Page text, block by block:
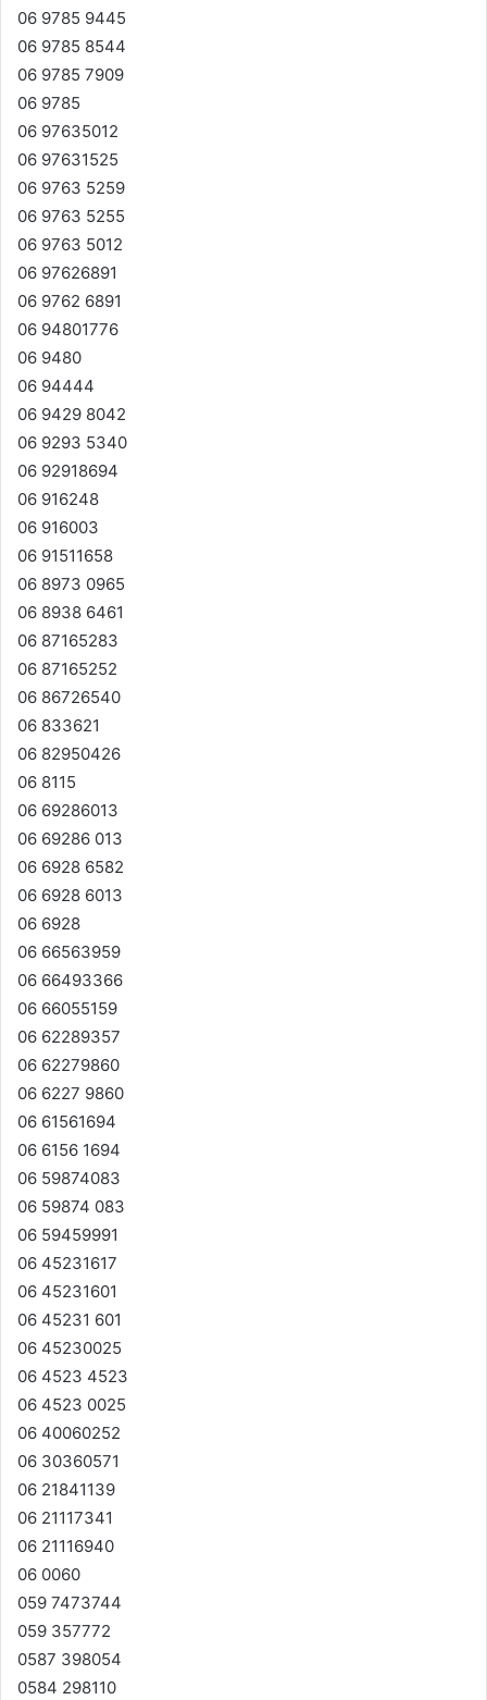
06 9785 9445
06 9785 8544
06 9785 7909
06 9785
06 97635012
06 97631525
06 9763 5259
06 9763 5255
06 9763 5012
06 97626891
06 9762 6891
06 94801776
06 9480
06 94444
06 9429 8042
06 9293 5340
06 92918694
06 916248
06 916003
06 91511658
06 8973 0965
06 8938 6461
06 87165283
06 87165252
06 86726540
06 833621
06 82950426
06 8115
06 69286013
06 69286 013
06 6928 6582
06 6928 6013
06 6928
06 66563959
06 66493366
06 66055159
06 62289357
06 62279860
06 6227 9860
06 61561694
06 6156 1694
06 59874083
06 59874 083
06 59459991
06 45231617
06 45231601
06 45231 601
06 45230025
06 4523 4523
06 4523 0025
06 40060252
06 30360571
06 21841139
06 21117341
06 21116940
06 0060
059 7473744
059 357772
0587 398054
0584 298110